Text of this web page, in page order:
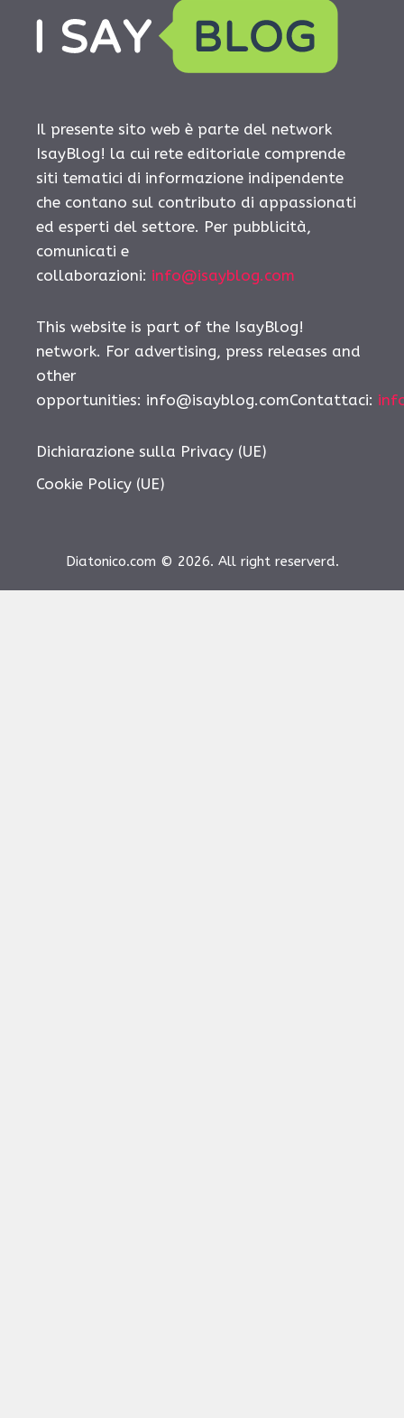
Il presente sito web è parte del network
IsayBlog! la cui rete editoriale comprende
siti tematici di informazione indipendente
che contano sul contributo di appassionati
ed esperti del settore. Per pubblicità,
comunicati e
collaborazioni: info@isayblog.com
This website is part of the IsayBlog!
network. For advertising, press releases and
other
opportunities: info@isayblog.comContattaci:
Dichiarazione sulla Privacy (UE)
Cookie Policy (UE)
Diatonico.com © 2026. All right reserverd.